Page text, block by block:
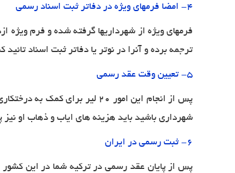
4- امضا فرمهای ویژه در دفاتر ثبت اسناد رسمی
فرمهای ویژه از شهرداریها گرفته شده و فرم ویژه
ترجمه برده و آنرا در نوتر یا دفاتر ثبت اسناد تائید
5- تعیین وقت عقد رسمی
شهرداری باشید باید هزینه های ایاب و ذهاب او
6- ثبت رسمی در ایران
پس از پایان عقد رسمی در ترکیه شما در این